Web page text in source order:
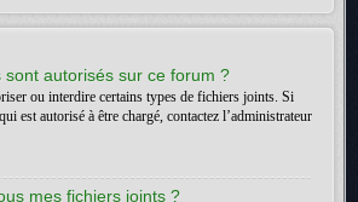
sont autorisés sur ce forum ?
ou interdire certains types de fichiers joints. Si
est autorisé à être chargé, contactez l’administrateur
mes fichiers joints ?